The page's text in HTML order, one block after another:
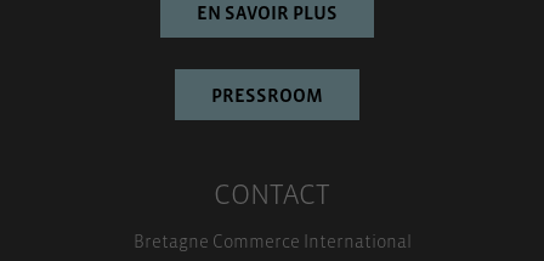
EN SAVOIR PLUS
PRESSROOM
CONTACT
Bretagne Commerce International